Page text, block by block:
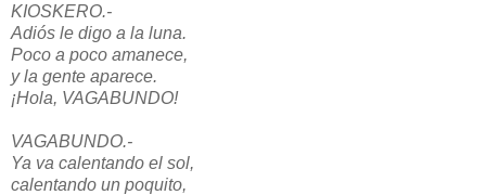
KIOSKERO.-
Adiós le digo a la luna.
Poco a poco amanece,
y la gente aparece.
¡Hola, VAGABUNDO!
VAGABUNDO.-
Ya va calentando el sol,
calentando un poquito,